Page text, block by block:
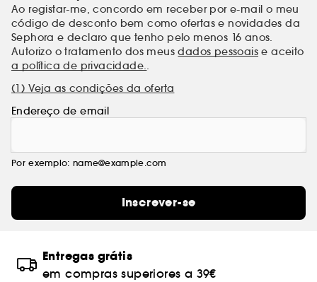
Ao registar-me, concordo em receber por e-mail o meu
código de desconto bem como ofertas e novidades da
Sephora e declaro que tenho pelo menos 16 anos.
Autorizo o tratamento dos meusdados pessoais e aceito
a política de privacidade..
(1) Veja as condições da oferta
Endereço de email
Por exemplo: name@example.com
Inscrever-se
Entregas grátis
em compras superiores a 39€